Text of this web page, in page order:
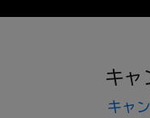
キャ
キャ